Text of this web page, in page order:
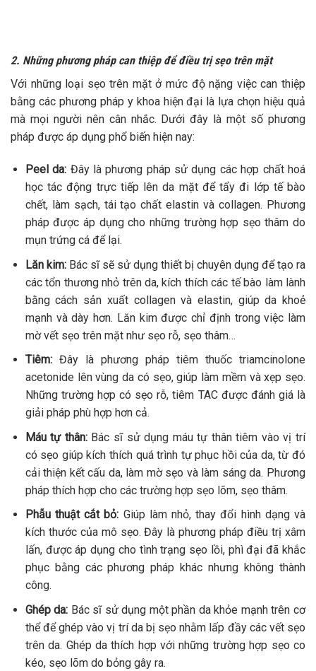
2. Những phương pháp can thiệp để điều trị sẹo trên mặt
Với những loại sẹo trên mặt ở mức độ nặng việc can thiệp
bằng các phương pháp y khoa hiện đại là lựa chọn hiệu quả
mà mọi người nên cân nhắc. Dưới đây là một số phương
pháp được áp dụng phổ biến hiện nay:
Peel da: Đây là phương pháp sử dụng các hợp chất hoá
học tác động trực tiếp lên da mặt để tẩy đi lớp tế bào
chết, làm sạch, tái tạo chất elastin và collagen. Phương
pháp được áp dụng cho những trường hợp sẹo thâm do
mụn trứng cá để lại.
Lăn kim:Bác sĩ sẽ sử dụng thiết bị chuyên dụng để tạo ra
các tổn thương nhỏ trên da, kích thích các tế bào làm lành
bằng cách sản xuất collagen và elastin, giúp da khoẻ
mạnh và dày hơn. Lăn kim được chỉ định trong việc làm
mờ vết sẹo trên mặt như sẹo rỗ, sẹo thâm…
Tiêm: Đây là phương pháp tiêm thuốc triamcinolone
acetonide lên vùng da có sẹo, giúp làm mềm và xẹp sẹo.
Những trường hợp có sẹo rỗ, tiêm TAC được đánh giá là
giải pháp phù hợp hơn cả.
Máu tự thân: Bác sĩ sử dụng máu tự thân tiêm vào vị trí
có sẹo giúp kích thích quá trình tự phục hồi của da, từ đó
cải thiện kết cấu da, làm mờ sẹo và làm sáng da. Phương
pháp thích hợp cho các trường hợp sẹo lõm, sẹo thâm.
Phẫu thuật cắt bỏ: Giúp làm nhỏ, thay đổi hình dạng và
kích thước của mô sẹo. Đây là phương pháp điều trị xâm
lấn, được áp dụng cho tình trạng sẹo lồi, phì đại đã khắc
phục bằng các phương pháp khác nhưng không thành
công.
Ghép da: Bác sĩ sử dụng một phần da khỏe mạnh trên cơ
thể để ghép vào vị trí da bị sẹo nhằm lấp đầy các vết sẹo
trên da. Ghép da thích hợp với những trường hợp sẹo co
kéo, sẹo lõm do bỏng gây ra.